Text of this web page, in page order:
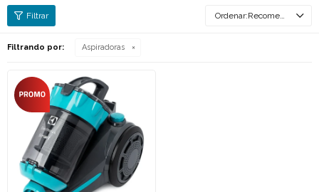
Recomendados
Filtrando por: Aspiradoras